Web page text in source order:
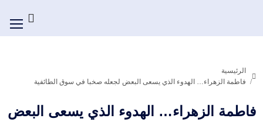
الرئيسية
فاطمة الزهراء… الهدوء الذي يسعى البعض لجعله صخبا في سوق الطائفية
فاطمة الزهراء… الهدوء الذي يسعى البعض